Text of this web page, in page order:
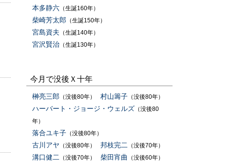
本多静六 （生誕160年）
柴崎芳太郎 （生誕150年）
宮島資夫 （生誕140年）
宮沢賢治 （生誕130年）
今月で没後Ｘ十年
榊亮三郎 （没後80年） 村山籌子 （没後80年）
ハーバート・ジョージ・ウェルズ （没後80
年）
落合ユキ子 （没後80年）
古川アヤ （没後80年） 邦枝完二 （没後70年）
溝口健二 （没後70年） 柴田宵曲 （没後60年）